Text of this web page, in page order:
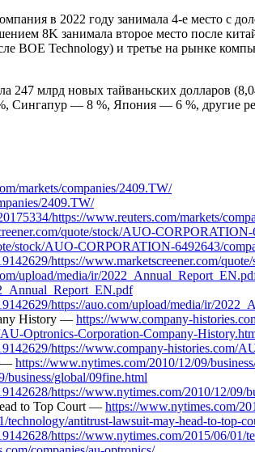
в 2022 году занимала 4-е место с
8K занимала второе место после
BOE Technology) и третье на рынке
247 млрд новых тайваньских долларов
— 8 %, Япония — 6 %, другие
markets/companies/2409.TW/
2409.TW/
https://www.reuters.com/markets/
quote/stock/AUO-
stock/AUO-CORPORATION-6492643/
https://www.marketscreener.com/
upload/media/ir/
https://auo.com/upload/media/ir/
History — https://www.company-
Optronics-Corporation-Company-
https://www.company-histories.com/
— https://www.nytimes.com/2010/12/09/
business/global/09fine.html
https://www.nytimes.com/2010/12/09/
to Top Court — https://www.nytimes.com/
technology/antitrust-lawsuit-may-head-to-top-
https://www.nytimes.com/2015/06/01/